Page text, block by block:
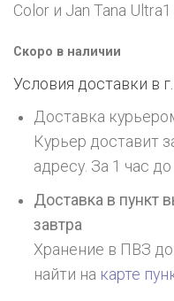
Color и Jan Tana Ultra1
Скоро в наличии
Условия доставки в г.
Доставка
Курьер доставит
адресу. За 1 час
Доставка в пункт
завтра
Хранение в ПВЗ
найти на карте